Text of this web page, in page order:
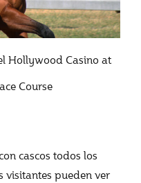
Hollywood Casino at
Course
cascos todos los
visitantes pueden ver